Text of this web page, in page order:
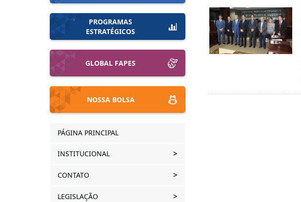
PROGRAMAS
ESTRATÉGICOS
GLOBAL FAPES
NOSSA BOLSA
PÁGINA PRINCIPAL
INSTITUCIONAL
CONTATO
LEGISLAÇÃO